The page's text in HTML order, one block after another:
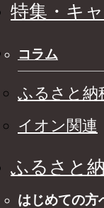
特集・キ
コラム
ふるさと納
イオン関連
ふるさと
はじめての方